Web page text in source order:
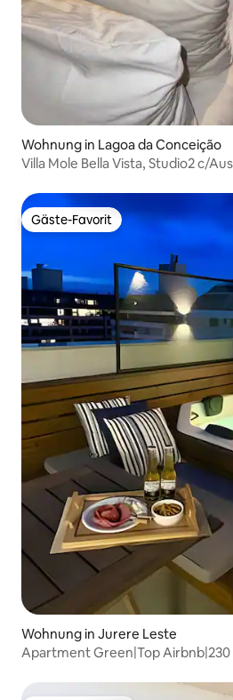
Wohnung in Lagoa da Conceição
Villa Mole Bella Vista, Studio2 c/
Gäste-Favorit
Gäste-Favorit
Wohnung in Jurere Leste
Apartment Green|Top